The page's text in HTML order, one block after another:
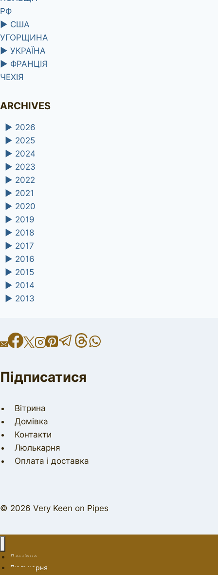
РФ
► США
УГОРЩИНА
► УКРАЇНА
► ФРАНЦІЯ
ЧЕХІЯ
ARCHIVES
► 2026
► 2025
► 2024
► 2023
► 2022
► 2021
► 2020
► 2019
► 2018
► 2017
► 2016
► 2015
► 2014
► 2013
Підписатися
Вітрина
Домівка
Контакти
Люлькарня
Оплата і доставка
© 2026 Very Keen on Pipes
Домівка
Люлькарня